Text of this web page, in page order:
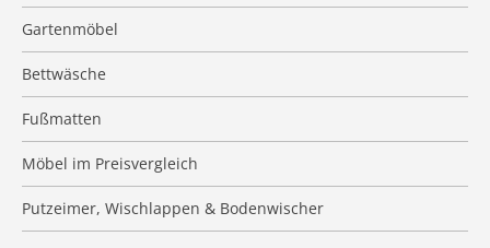
Gartenmöbel
Bettwäsche
Fußmatten
Möbel im Preisvergleich
Putzeimer, Wischlappen & Bodenwischer